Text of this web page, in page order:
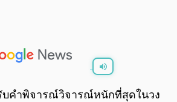
0:00 0:00
บคำพิจารณ์วิจารณ์หนักที่สุดในวง